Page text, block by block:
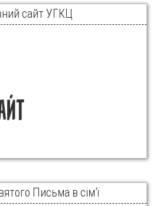
сайт УГКЦ
Письма в сім’ї